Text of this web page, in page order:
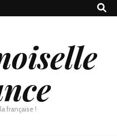
française !